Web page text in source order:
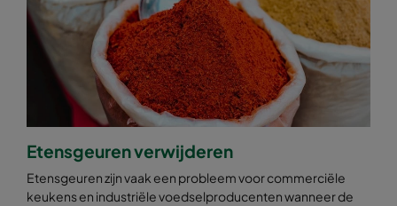
Etensgeuren verwijderen
Etensgeuren zijn vaak een probleem voor commerciële
keukens en industriële voedselproducenten wanneer de